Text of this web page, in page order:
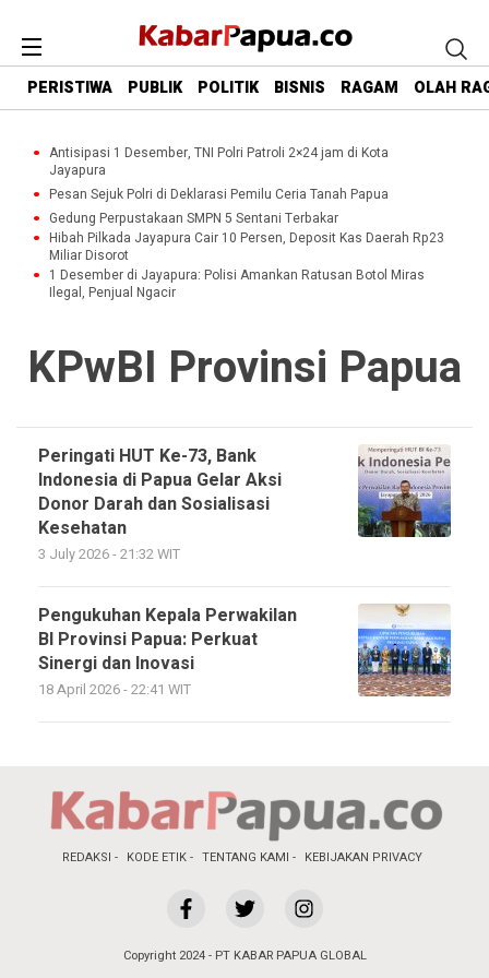
PERISTIWA PUBLIK POLITIK BISNIS RAGAM OLAH
Antisipasi 1 Desember, TNI Polri Patroli 2×24 jam di Kota
Jayapura
Pesan Sejuk Polri di Deklarasi Pemilu Ceria Tanah Papua
Gedung Perpustakaan SMPN 5 Sentani Terbakar
Hibah Pilkada Jayapura Cair 10 Persen, Deposit Kas Daerah Rp23
Miliar Disorot
1 Desember di Jayapura: Polisi Amankan Ratusan Botol Miras
Ilegal, Penjual Ngacir
KPwBI Provinsi Papua
Peringati HUT Ke-73, Bank
Indonesia di Papua Gelar Aksi
Donor Darah dan Sosialisasi
Kesehatan
3 July 2026 - 21:32 WIT
Pengukuhan Kepala Perwakilan
BI Provinsi Papua: Perkuat
Sinergi dan Inovasi
18 April 2026 - 22:41 WIT
REDAKSI KODE ETIK TENTANG KAMI KEBIJAKAN PRIVACY
Copyright 2024 - PT KABAR PAPUA GLOBAL